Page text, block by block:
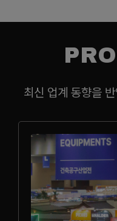
최신 업계 동향을